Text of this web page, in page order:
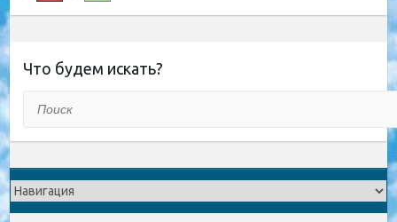
Что будем искать?